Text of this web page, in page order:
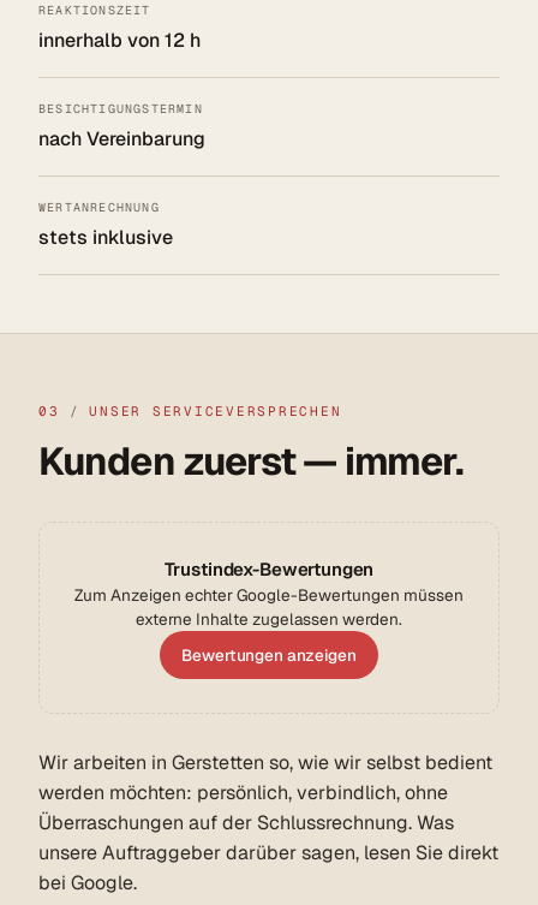
REAKTIONSZEIT
innerhalb von 12 h
BESICHTIGUNGSTERMIN
nach Vereinbarung
WERTANRECHNUNG
stets inklusive
03 / UNSER SERVICEVERSPRECHEN
Kunden zuerst — immer.
Trustindex-Bewertungen
Zum Anzeigen echter Google-Bewertungen müssen
externe Inhalte zugelassen werden.
Bewertungen anzeigen
Wir arbeiten in Gerstetten so, wie wir selbst bedient
werden möchten: persönlich, verbindlich, ohne
Überraschungen auf der Schlussrechnung. Was
unsere Auftraggeber darüber sagen, lesen Sie direkt
bei Google.